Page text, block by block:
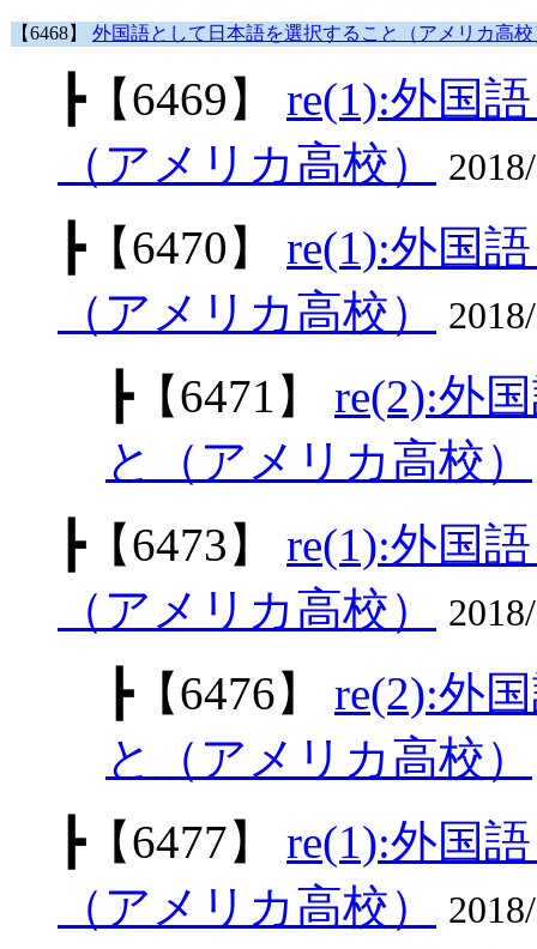
【6468】 外国語として日本語を選択すること（アメリカ高校
┣【6469】
re(1):外国
（アメリカ高校）
┣【6470】
re(1):外国
（アメリカ高校）
┣【6471】
re(2):外
と（アメリカ高校）
┣【6473】
re(1):外国
（アメリカ高校）
┣【6476】
re(2):外
と（アメリカ高校）
┣【6477】
re(1):外国
（アメリカ高校）